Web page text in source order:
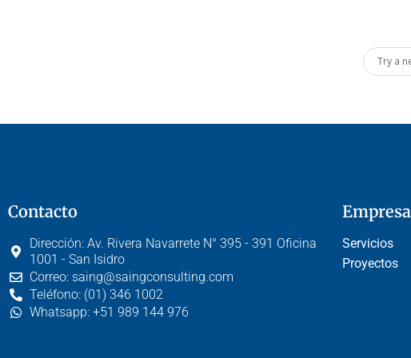
Contacto
Dirección: Av. Rivera Navarrete N° 395 - 391 Oficina
1001 - San Isidro
Correo: saing@saingconsulting.com
Teléfono: (01) 346 1002
Whatsapp: +51 989 144 976
Empresa
Servicios
Proyectos